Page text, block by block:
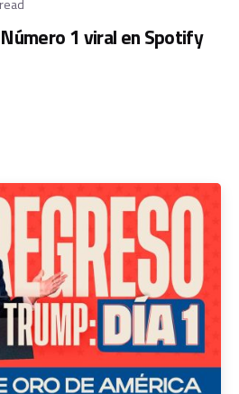
1 viral en Spotify